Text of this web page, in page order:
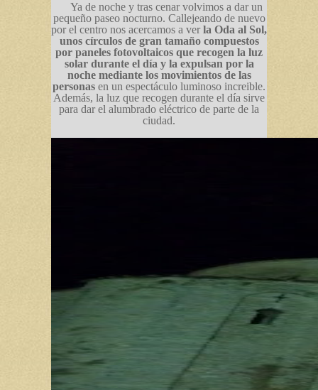
Ya de noche y tras cenar volvimos a dar un
pequeño paseo nocturno. Callejeando de nuevo
por el centro nos acercamos a ver la Oda al Sol,
unos círculos de gran tamaño compuestos
por paneles fotovoltaicos que recogen la luz
solar durante el día y la expulsan por la
noche mediante los movimientos de las
personas en un espectáculo luminoso increible.
Además, la luz que recogen durante el día sirve
para dar el alumbrado eléctrico de parte de la
ciudad.